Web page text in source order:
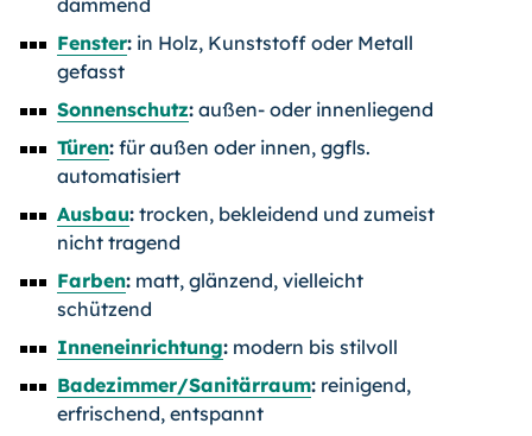
dämmend
Fenster: in Holz, Kunststoff oder Metall
gefasst
Sonnenschutz: außen- oder innenliegend
Türen: für außen oder innen, ggfls.
automatisiert
Ausbau: trocken, bekleidend und zumeist
nicht tragend
Farben: matt, glänzend, vielleicht
schützend
Inneneinrichtung: modern bis stilvoll
Badezimmer/Sanitärraum: reinigend,
erfrischend, entspannt